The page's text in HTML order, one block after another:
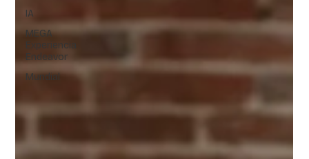
IA
MEGA
Experiencia
Endeavor
Mundial